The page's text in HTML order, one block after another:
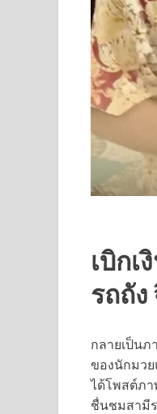
เบิก
รถถั
กลายเป็นภ
ของนักมวย
ได้โพสต์ภา
ชื่นชมสามี